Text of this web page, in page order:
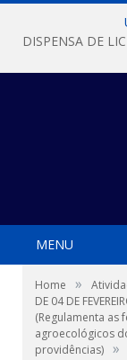
MENU
Home »
DE 04 DE
(Regulamenta as
agroecológicos
providências) »